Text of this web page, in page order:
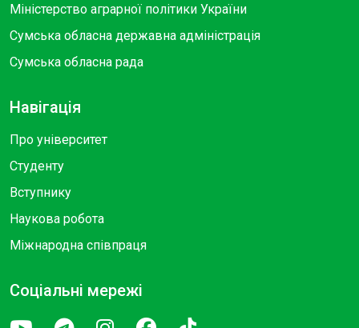
Міністерство аграрної політики України
Сумська обласна державна адміністрація
Сумська обласна рада
Навігація
Про університет
Студенту
Вступнику
Наукова робота
Міжнародна співпраця
Соціальні мережі